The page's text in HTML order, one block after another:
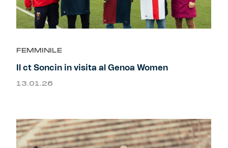
FEMMINILE
Il ct Soncin in visita al Genoa Women
13.01.26